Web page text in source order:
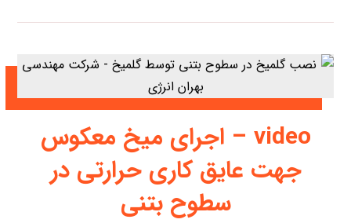
video – اجرای میخ معکوس
جهت عایق کاری حرارتی در
سطوح بتنی